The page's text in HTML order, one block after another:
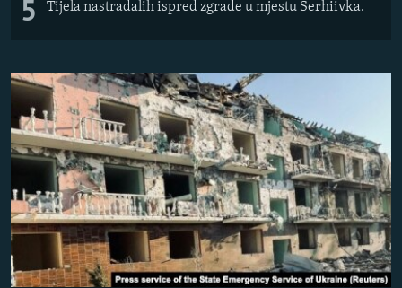
5 Tijela nastradalih ispred zgrade u mjestu Serhiivka.